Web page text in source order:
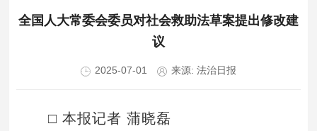
全国人大常委会委员对社会救助法草案提出修改建
议
2025-07-01 来源: 法治日报
□ 本报记者 蒲晓磊